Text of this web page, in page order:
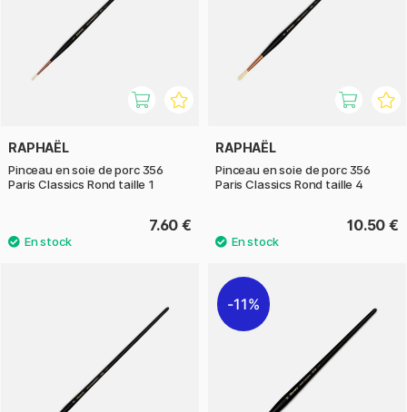
RAPHAËL
Pinceau en soie de porc 356
Paris Classics Rond taille 1
7.60 €
RAPHAËL
Pinceau en soie de porc 356
Paris Classics Rond taille 4
10.50 €
11%